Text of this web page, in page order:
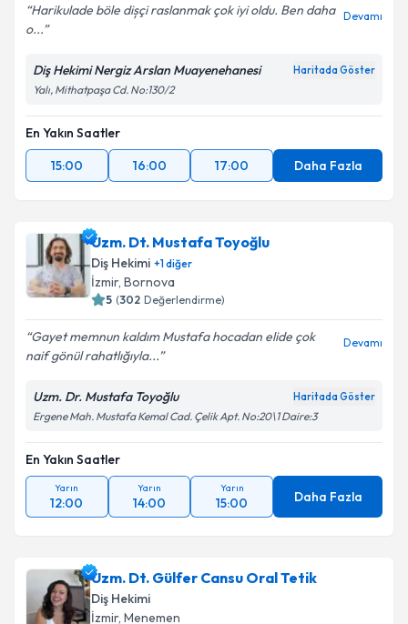
Harikulade böle dișçi raslanmak çok iyi oldu. Ben daha
o...
Devamı
Diş Hekimi Nergiz Arslan Muayenehanesi Haritada Göster
Yalı, Mithatpaşa Cd. No:130/2
En Yakın Saatler
15:00
16:00 17:00 Daha Fazla
Uzm. Dt. Mustafa Toyoğlu
Diş Hekimi +1diğer
İzmir, Bornova
5 (302 Değerlendirme)
Gayet memnun kaldım Mustafa hocadan elide çok
naif gönül rahatlığıyla...
Devamı
Uzm. Dr. Mustafa Toyoğlu Haritada Göster
Ergene Mah. Mustafa Kemal Cad. Çelik Apt. No:20\1 Daire:3
En Yakın Saatler
Yarın
12:00
Yarın
14:00
Yarın
15:00 Daha Fazla
Uzm. Dt. Gülfer Cansu Oral Tetik
Diş Hekimi
İzmir, Menemen